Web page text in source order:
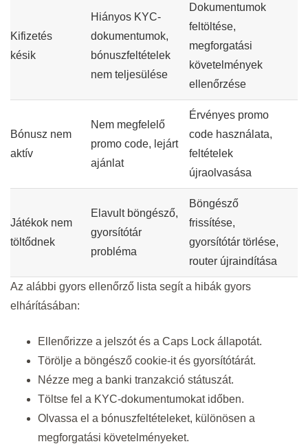
Kifizetés
késik
Hiányos KYC-
dokumentumok,
bónuszfeltételek
nem teljesülése
Dokumentumok
feltöltése,
megforgatási
követelmények
ellenőrzése
Bónusz nem
aktív
Nem megfelelő
promo code, lejárt
ajánlat
Érvényes promo
code használata,
feltételek
újraolvasása
Játékok nem
töltődnek
Elavult böngésző,
gyorsítótár
probléma
Böngésző
frissítése,
gyorsítótár törlése,
router újraindítása
Az alábbi gyors ellenőrző lista segít a hibák gyors
elhárításában:
Ellenőrizze a jelszót és a Caps Lock állapotát.
Törölje a böngésző cookie-it és gyorsítótárát.
Nézze meg a banki tranzakció státuszát.
Töltse fel a KYC-dokumentumokat időben.
Olvassa el a bónuszfeltételeket, különösen a
megforgatási követelményeket.